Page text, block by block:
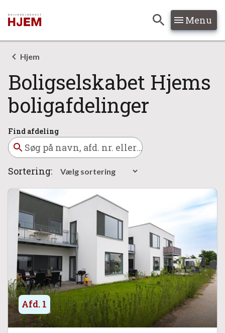
Hop til indhold
Hop til søgning Menu
Hjem
Boligselskabet Hjems
boligafdelinger
Find afdeling
Sortering:
Afd. 1